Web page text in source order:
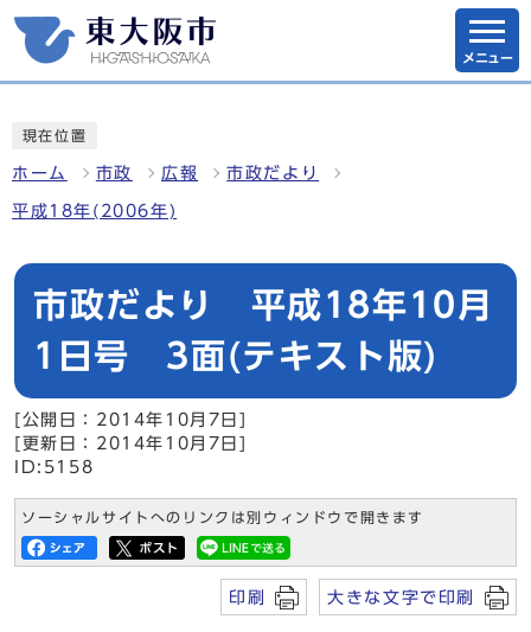
メニュー
現在位置
ホーム 市政 広報 市政だより
平成18年(2006年)
市政だより 平成18年10月
1日号 3面(テキスト版)
[公開日：2014年10月7日]
[更新日：2014年10月7日]
ID:5158
ソーシャルサイトへのリンクは別ウィンドウで開きます
印刷 大きな文字で印刷